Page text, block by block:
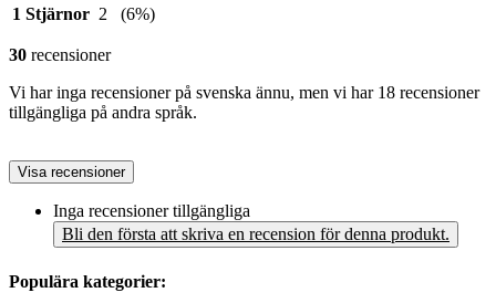
1 Stjärnor 2 (6%)
30 recensioner
Vi har inga recensioner på svenska ännu, men vi har 18 recensioner
tillgängliga på andra språk.
Visa recensioner
Inga recensioner tillgängliga
Bli den första att skriva en recension för denna produkt.
Populära kategorier: